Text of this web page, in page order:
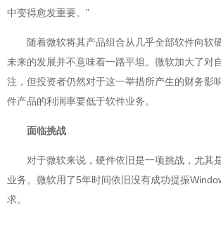
中变得愈发重要。”
随着微软将其产品组合从几乎全部软件向软
未来的发展并不意味着一路平坦。微软加大了对
注，但投资者仍然对于这一举措所产生的财务影
件产品的利润率要低于软件业务。
面临挑战
对于微软来说，硬件依旧是一项挑战，尤其
业务。微软用了5年时间依旧没有成功提振
求。